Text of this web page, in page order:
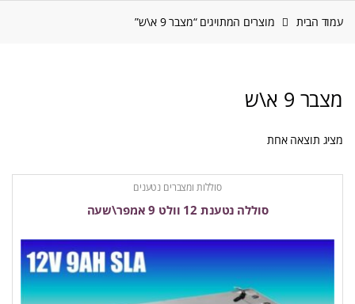
עמוד הבית מוצרים המתויגים “מצבר 9 א\ש”
מצבר 9 א\ש
מציג תוצאה אחת
סוללות ומצברים נטענים
סוללה נטענת 12 וולט 9 אמפר\שעה